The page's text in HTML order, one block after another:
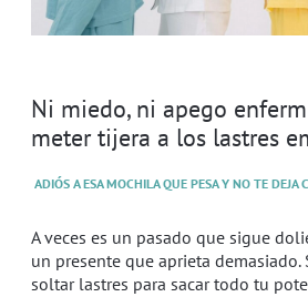
Ni miedo, ni apego
meter tijera a los lastres
ADIÓS A ESA MOCHILA QUE PESA Y NO TE DEJA
A veces es un pasado que sigue
un presente que aprieta demasiado.
soltar lastres para sacar todo tu